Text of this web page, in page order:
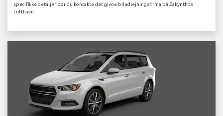
specifikke detaljer bør du kontakte det givne biludlejningsfirma på Zakynthos
Lufthavn.